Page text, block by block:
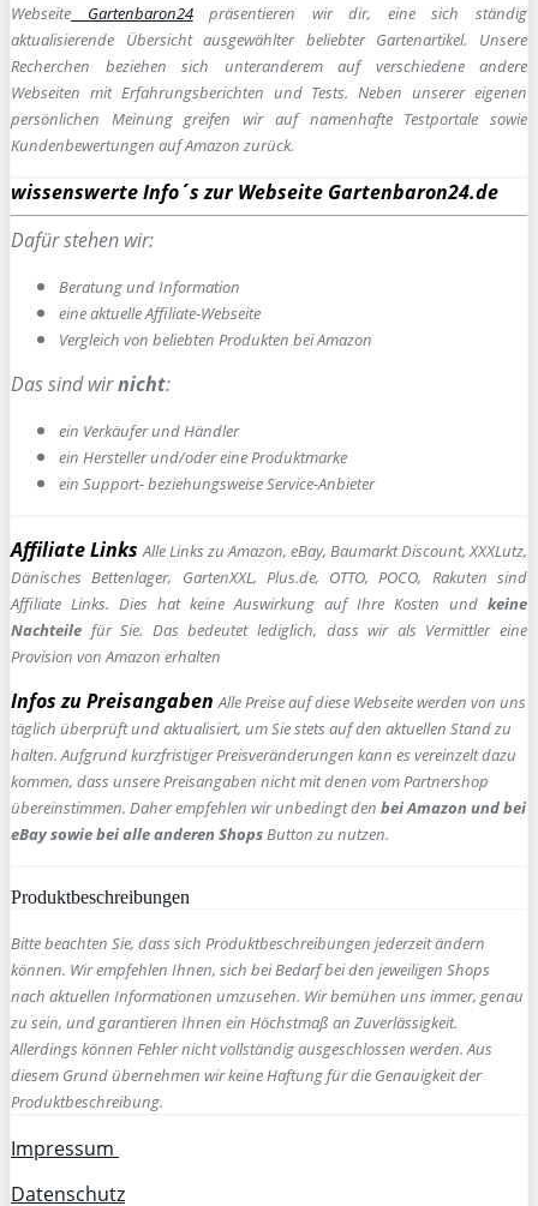
Webseite Gartenbaron24präsentieren wir dir, eine sich ständig
aktualisierende Übersicht ausgewählter beliebter Gartenartikel. Unsere
Recherchen beziehen sich unteranderem auf verschiedene andere
Webseiten mit Erfahrungsberichten und Tests. Neben unserer eigenen
persönlichen Meinung greifen wir auf namenhafte Testportale sowie
Kundenbewertungen auf Amazon zurück.
wissenswerte Info´s zur Webseite Gartenbaron24.de
Dafür stehen wir:
Beratung und Information
eine aktuelle Affiliate-Webseite
Vergleich von beliebten Produkten bei Amazon
Das sind wirnicht:
ein Verkäufer und Händler
ein Hersteller und/oder eine Produktmarke
ein Support- beziehungsweise Service-Anbieter
Affiliate Links Alle Links zu Amazon, eBay, Baumarkt Discount, XXXLutz,
Dänisches Bettenlager, GartenXXL, Plus.de, OTTO, POCO, Rakuten sind
Affiliate Links. Dies hat keine Auswirkung auf Ihre Kosten und keine
Nachteile für Sie. Das bedeutet lediglich, dass wir als Vermittler eine
Provision von Amazon erhalten
Infos zu Preisangaben Alle Preise auf diese Webseite werden von uns
täglich überprüft und aktualisiert, um Sie stets auf den aktuellen Stand zu
halten. Aufgrund kurzfristiger Preisveränderungen kann es vereinzelt dazu
kommen, dass unsere Preisangaben nicht mit denen vom Partnershop
übereinstimmen. Daher empfehlen wir unbedingt den bei Amazon und bei
eBay sowie bei alle anderen ShopsButton zu nutzen.
Produktbeschreibungen
Bitte beachten Sie, dass sich Produktbeschreibungen jederzeit ändern
können. Wir empfehlen Ihnen, sich bei Bedarf bei den jeweiligen Shops
nach aktuellen Informationen umzusehen. Wir bemühen uns immer, genau
zu sein, und garantieren Ihnen ein Höchstmaß an Zuverlässigkeit.
Allerdings können Fehler nicht vollständig ausgeschlossen werden. Aus
diesem Grund übernehmen wir keine Haftung für die Genauigkeit der
Produktbeschreibung.
Impressum
Datenschutz